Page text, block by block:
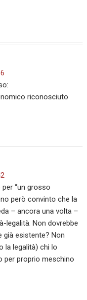
riconosciuto
“un grosso
però convinto che la
– ancora una volta –
legalità. Non dovrebbe
già esistente? Non
la legalità) chi lo
per proprio meschino